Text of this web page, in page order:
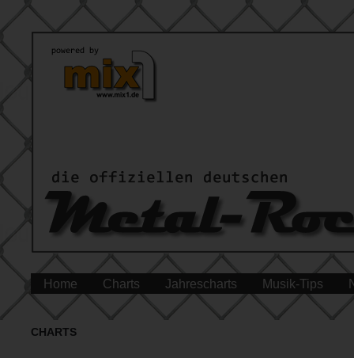
Home Charts Jahrescharts Musik-Tips
CHARTS